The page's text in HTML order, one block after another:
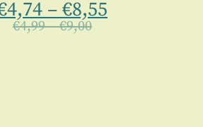
4,74 – €8,55
€4,99–€9,00